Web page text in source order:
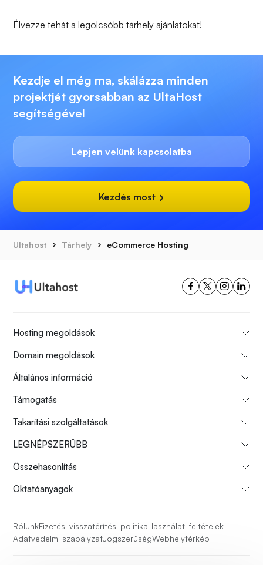
Élvezze tehát a legolcsóbb tárhely ajánlatokat!
Kezdje el még ma, skálázza minden
projektjét gyorsabban az UltaHost
segítségével
Lépjen velünk kapcsolatba
Kezdés most
Ultahost Tárhely eCommerce Hosting
Hosting megoldások
Domain megoldások
Általános információ
Támogatás
Takarítási szolgáltatások
LEGNÉPSZERŰBB
Összehasonlítás
Oktatóanyagok
RólunkFizetési visszatérítési politikaHasználati feltételek
Adatvédelmi szabályzatJogszerűségWebhelytérkép